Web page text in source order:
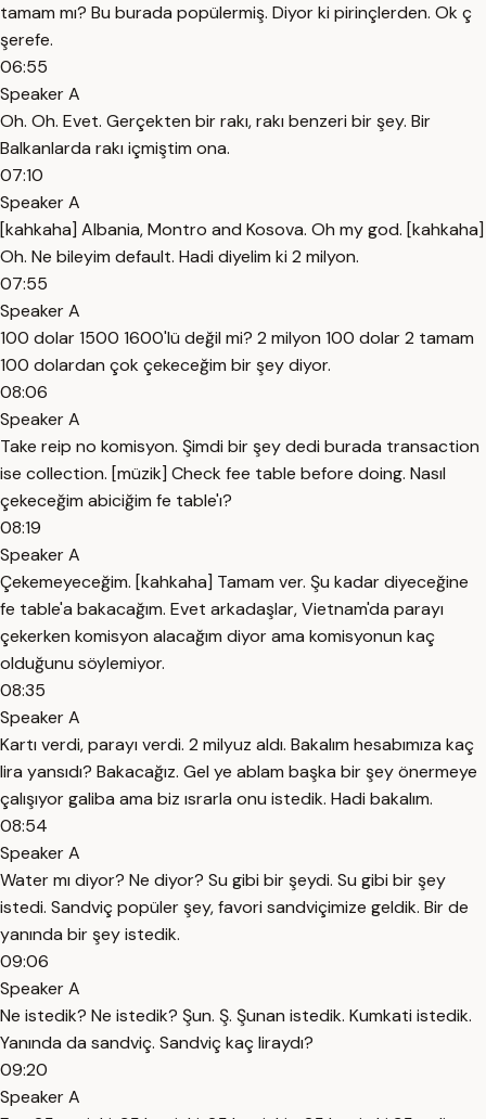
tamam mı? Bu burada popülermiş. Diyor ki pirinçlerden. Ok ç
şerefe.
06:55
Speaker A
Oh. Oh. Evet. Gerçekten bir rakı, rakı benzeri bir şey. Bir
Balkanlarda rakı içmiştim ona.
07:10
Speaker A
[kahkaha] Albania, Montro and Kosova. Oh my god. [kahkaha]
Oh. Ne bileyim default. Hadi diyelim ki 2 milyon.
07:55
Speaker A
100 dolar 1500 1600'lü değil mi? 2 milyon 100 dolar 2 tamam
100 dolardan çok çekeceğim bir şey diyor.
08:06
Speaker A
Take reip no komisyon. Şimdi bir şey dedi burada transaction
ise collection. [müzik] Check fee table before doing. Nasıl
çekeceğim abiciğim fe table'ı?
08:19
Speaker A
Çekemeyeceğim. [kahkaha] Tamam ver. Şu kadar diyeceğine
fe table'a bakacağım. Evet arkadaşlar, Vietnam'da parayı
çekerken komisyon alacağım diyor ama komisyonun kaç
olduğunu söylemiyor.
08:35
Speaker A
Kartı verdi, parayı verdi. 2 milyuz aldı. Bakalım hesabımıza kaç
lira yansıdı? Bakacağız. Gel ye ablam başka bir şey önermeye
çalışıyor galiba ama biz ısrarla onu istedik. Hadi bakalım.
08:54
Speaker A
Water mı diyor? Ne diyor? Su gibi bir şeydi. Su gibi bir şey
istedi. Sandviç popüler şey, favori sandviçimize geldik. Bir de
yanında bir şey istedik.
09:06
Speaker A
Ne istedik? Ne istedik? Şun. Ş. Şunan istedik. Kumkati istedik.
Yanında da sandviç. Sandviç kaç liraydı?
09:20
Speaker A